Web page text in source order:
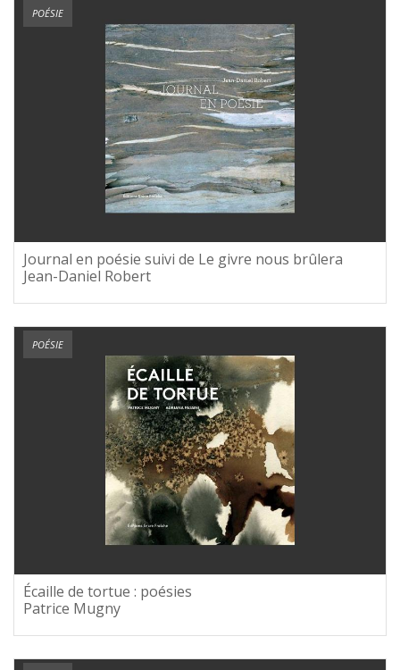
POÉSIE
Journal en poésie suivi de Le givre nous brûlera
Jean-Daniel Robert
POÉSIE
Écaille de tortue : poésies
Patrice Mugny